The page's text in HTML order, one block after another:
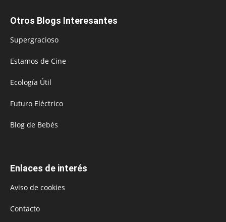
Otros Blogs Interesantes
Supergracioso
Estamos de Cine
Ecología Útil
Futuro Eléctrico
Blog de Bebés
Enlaces de interés
Aviso de cookies
Contacto